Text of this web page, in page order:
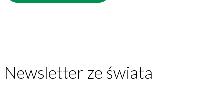
Newsletter ze świata